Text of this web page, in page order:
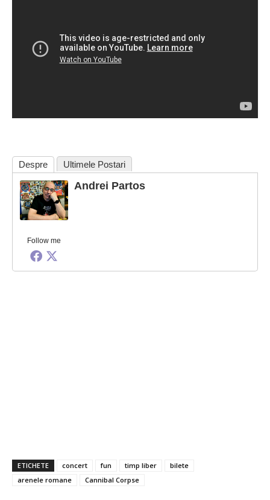
Despre Ultimele Postari
Follow me
Andrei Partos
ETICHETE concert fun timp liber
bilete
arenele romane
Cannibal Corpse